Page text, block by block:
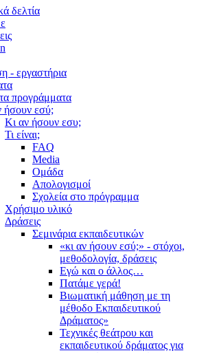
δελτία
- εργαστήρια
προγράμματα
ήσουν εσύ;
Κι αν ήσουν εσυ;
Τι είναι;
FAQ
Media
Ομάδα
Απολογισμοί
Σχολεία στο πρόγραμμα
Χρήσιμο υλικό
Δράσεις
Σεμινάρια εκπαιδευτικών
«κι αν ήσουν εσύ;» - στόχοι,
μεθοδολογία, δράσεις
Εγώ και ο άλλος…
Πατάμε γερά!
Βιωματική μάθηση με τη
μέθοδο Εκπαιδευτικού
Δράματος»
Τεχνικές θεάτρου και
εκπαιδευτικού δράματος για